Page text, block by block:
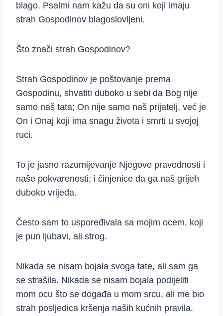
blago. Psalmi nam kažu da su oni koji imaju
strah Gospodinov blagoslovljeni.
Što znači strah Gospodinov?
Strah Gospodinov je poštovanje prema
Gospodinu, shvatiti duboko u sebi da Bog nije
samo naš tata; On nije samo naš prijatelj, već je
On i Onaj koji ima snagu života i smrti u svojoj
ruci.
To je jasno razumijevanje Njegove pravednosti i
naše pokvarenosti; i činjenice da ga naš grijeh
duboko vrijeđa.
Često sam to uspoređivala sa mojim ocem, koji
je pun ljubavi, ali strog.
Nikada se nisam bojala svoga tate, ali sam ga
se strašila. Nikada se nisam bojala podijeliti
mom ocu što se događa u mom srcu, ali me bio
strah posljedica kršenja naših kućnih pravila.